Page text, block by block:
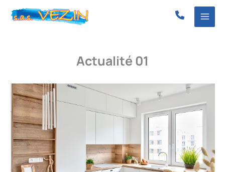
Actualité 01